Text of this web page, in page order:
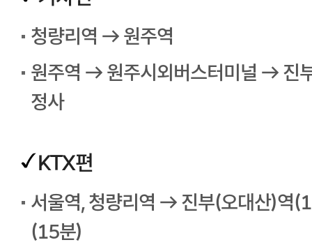
청량리역 → 원주역
원주역 → 원주시외버스터미널 → 진
정사
KTX편
서울역, 청량리역 → 진부(오대산)역
(15분)